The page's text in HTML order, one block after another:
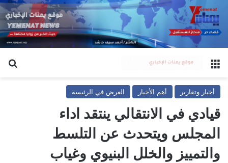
القائمة
أخبار وتقارير أهم الأخبار العرض في الرئيسة
قيادي في الانتقالي ينتقد اداء
المجلس ويتحدث عن التلسط
والتمييز والخلل البنيوي وغياب